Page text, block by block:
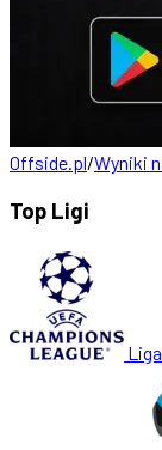
Offside.pl/Wyniki
Top Ligi